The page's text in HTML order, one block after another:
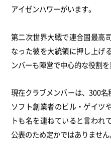
アイゼンハワーがいます。
第二次世界大戦で連合国最高
なった彼を大統領に押し上げ
ンバーも陣営で中心的な役割を
現在クラブメンバーは、300
ソフト創業者のビル・ゲイツ
トも名を連ねていると言われ
公表のため定かではありません